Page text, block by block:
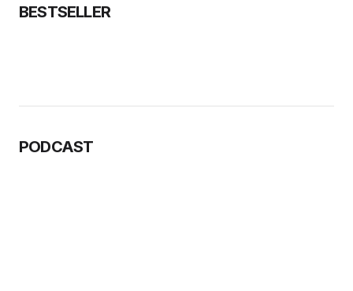
BESTSELLER
PODCAST